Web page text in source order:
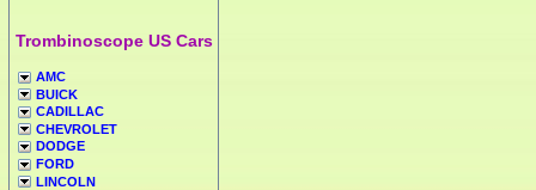
Trombinoscope US Cars
AMC
BUICK
CADILLAC
CHEVROLET
DODGE
FORD
LINCOLN